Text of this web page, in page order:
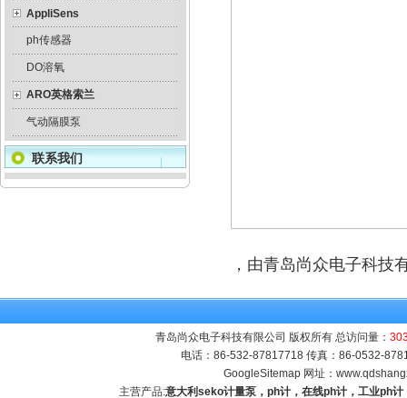
AppliSens
ph传感器
DO溶氧
ARO英格索兰
气动隔膜泵
联系我们
，由青岛尚众电子科技
青岛尚众电子科技有限公司 版权所有 总访问量：
电话：86-532-87817718 传真：86-0532-
GoogleSitemap 网址：
主营产品:意大利seko计量泵，ph计，在线ph计，工业ph